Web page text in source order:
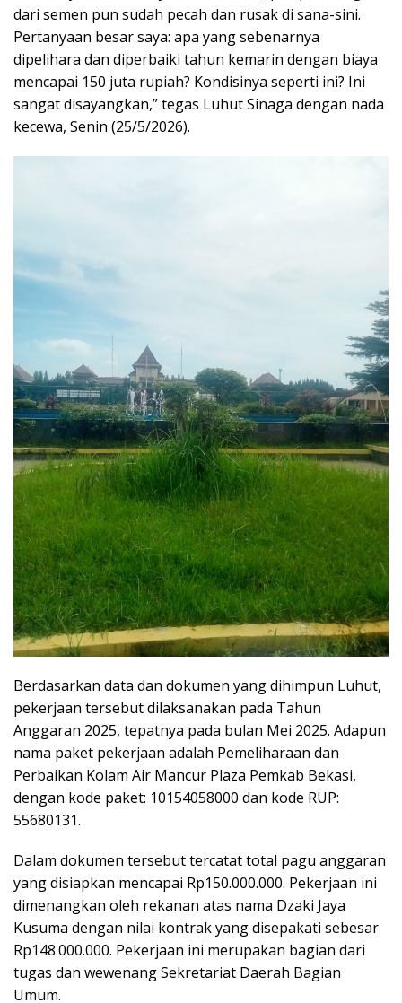
dari semen pun sudah pecah dan rusak di sana-sini.
Pertanyaan besar saya: apa yang sebenarnya
dipelihara dan diperbaiki tahun kemarin dengan biaya
mencapai 150 juta rupiah? Kondisinya seperti ini? Ini
sangat disayangkan,” tegas Luhut Sinaga dengan nada
kecewa, Senin (25/5/2026).
Berdasarkan data dan dokumen yang dihimpun Luhut,
pekerjaan tersebut dilaksanakan pada Tahun
Anggaran 2025, tepatnya pada bulan Mei 2025. Adapun
nama paket pekerjaan adalah Pemeliharaan dan
Perbaikan Kolam Air Mancur Plaza Pemkab Bekasi,
dengan kode paket: 10154058000 dan kode RUP:
55680131.
Dalam dokumen tersebut tercatat total pagu anggaran
yang disiapkan mencapai Rp150.000.000. Pekerjaan ini
dimenangkan oleh rekanan atas nama Dzaki Jaya
Kusuma dengan nilai kontrak yang disepakati sebesar
Rp148.000.000. Pekerjaan ini merupakan bagian dari
tugas dan wewenang Sekretariat Daerah Bagian
Umum.